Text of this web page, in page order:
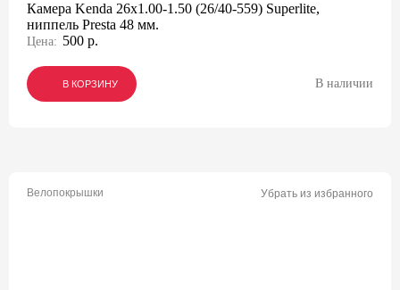
Камера Kenda 26x1.00-1.50 (26/40-559) Superlite,
ниппель Presta 48 мм.
Цена: 500 р.
В КОРЗИНУ
В КОРЗИНУ
В КОРЗИНУ В наличии
Велопокрышки Убрать из избранного